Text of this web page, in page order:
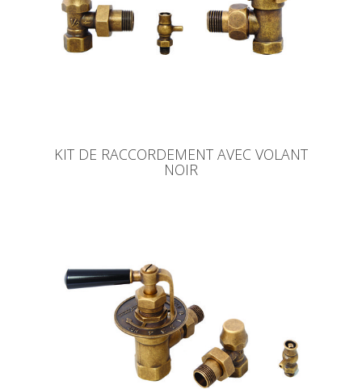
KIT DE RACCORDEMENT AVEC VOLANT
NOIR